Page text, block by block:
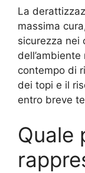
La
massima
sicurezza nei
contempo di
dei topi e il
entro breve
Quale